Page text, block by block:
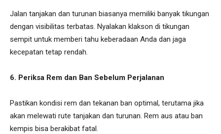
Jalan tanjakan dan turunan biasanya memiliki banyak tikungan
dengan visibilitas terbatas. Nyalakan klakson di tikungan
sempit untuk memberi tahu keberadaan Anda dan jaga
kecepatan tetap rendah.
6. Periksa Rem dan Ban Sebelum Perjalanan
Pastikan kondisi rem dan tekanan ban optimal, terutama jika
akan melewati rute tanjakan dan turunan. Rem aus atau ban
kempis bisa berakibat fatal.